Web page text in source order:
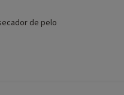
de pelo